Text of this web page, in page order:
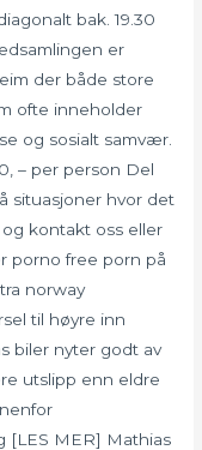
bak. 19.30
er
der både store
ofte inneholder
og sosialt samvær.
– per person Del
situasjoner hvor det
kontakt oss eller
porno free porn på
norway
til høyre inn
biler nyter godt av
utslipp enn eldre
[LES MER] Mathias